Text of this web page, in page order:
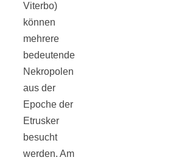
Viterbo)
können
mehrere
bedeutende
Nekropolen
aus der
Epoche der
Etrusker
besucht
werden. Am